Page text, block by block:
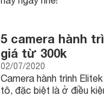
5 camera hành
giá từ 300k
02/07/2020
Camera hành trình
tô, đặc biệt là ở điều